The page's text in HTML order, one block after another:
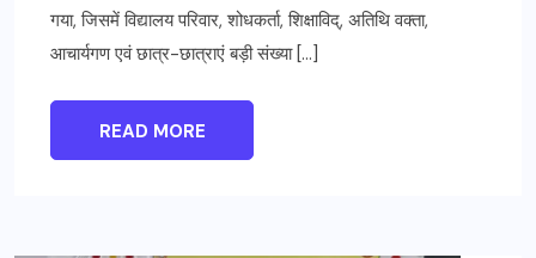
गया, जिसमें विद्यालय परिवार, शोधकर्ता, शिक्षाविद्, अतिथि वक्ता,
आचार्यगण एवं छात्र-छात्राएं बड़ी संख्या […]
READ MORE